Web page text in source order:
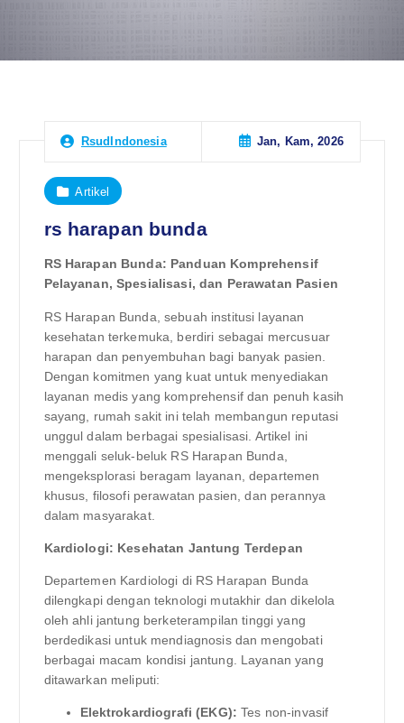
RsudIndonesia Jan, Kam, 2026
Artikel
rs harapan bunda
RS Harapan Bunda: Panduan Komprehensif
Pelayanan, Spesialisasi, dan Perawatan Pasien
RS Harapan Bunda, sebuah institusi layanan
kesehatan terkemuka, berdiri sebagai mercusuar
harapan dan penyembuhan bagi banyak pasien.
Dengan komitmen yang kuat untuk menyediakan
layanan medis yang komprehensif dan penuh kasih
sayang, rumah sakit ini telah membangun reputasi
unggul dalam berbagai spesialisasi. Artikel ini
menggali seluk-beluk RS Harapan Bunda,
mengeksplorasi beragam layanan, departemen
khusus, filosofi perawatan pasien, dan perannya
dalam masyarakat.
Kardiologi: Kesehatan Jantung Terdepan
Departemen Kardiologi di RS Harapan Bunda
dilengkapi dengan teknologi mutakhir dan dikelola
oleh ahli jantung berketerampilan tinggi yang
berdedikasi untuk mendiagnosis dan mengobati
berbagai macam kondisi jantung. Layanan yang
ditawarkan meliputi:
Elektrokardiografi (EKG): Tes non-invasif